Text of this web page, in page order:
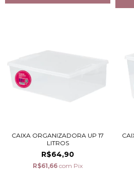
CAIXA ORGANIZADORA UP 17
LITROS
R$64,90
R$61,66 com Pix